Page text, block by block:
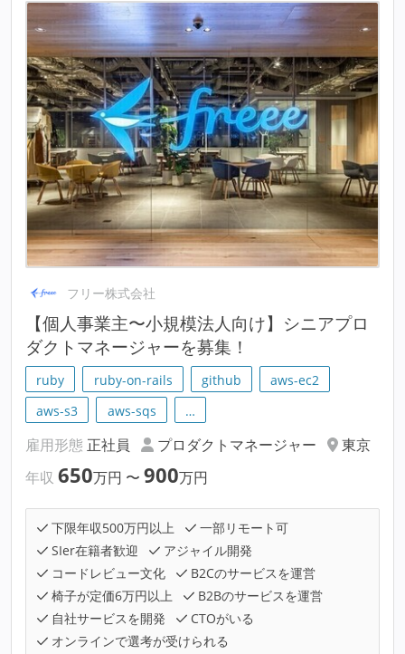
フリー株式会社
【個人事業主〜小規模法人向け】シニアプロ
ダクトマネージャーを募集！
ruby ruby-on-rails github
aws-ec2
aws-s3
aws-sqs …
雇用形態 正社員 プロダクトマネージャー
東京
年収 650万円 〜 900万円
下限年収500万円以上
一部リモート可
SIer在籍者歓迎
アジャイル開発
コードレビュー文化
B2Cのサービスを運営
椅子が定価6万円以上
B2Bのサービスを運営
自社サービスを開発
CTOがいる
オンラインで選考が受けられる